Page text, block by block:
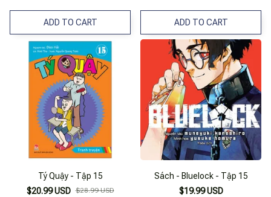
ADD TO CART ADD TO CART
Tý Quậy - Tập 15
$20.99 USD $28.99 USD
Sách - Bluelock - Tập 15
$19.99 USD